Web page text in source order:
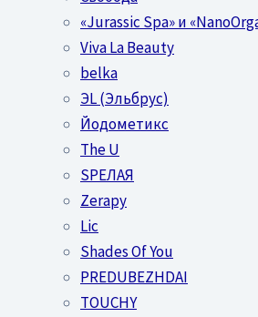
«Jurassic Spa» и
Viva La Beauty
belka
ЭL (Эльбрус)
Йодометикс
The U
SPEЛАЯ
Zerapy
Lic
Shades Of You
PREDUBEZHDAI
TOUCHY